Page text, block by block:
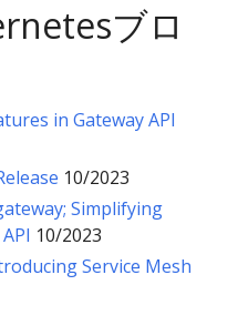
ブロ
in Gateway API
10/2023
Simplifying
10/2023
Service Mesh